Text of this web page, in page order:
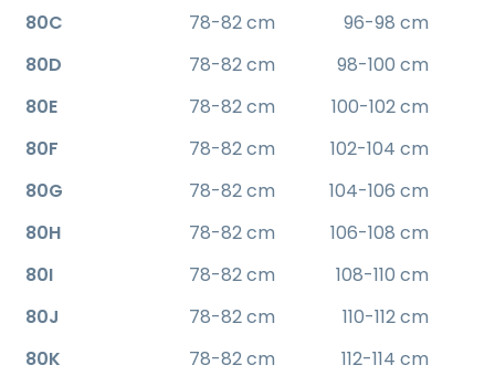
80C
78-82 cm
96-98 cm
80D
78-82 cm
98-100 cm
80E
78-82 cm
100-102 cm
80F
78-82 cm
102-104 cm
80G
78-82 cm
104-106 cm
80H
78-82 cm
106-108 cm
80I
78-82 cm
108-110 cm
80J
78-82 cm
110-112 cm
80K
78-82 cm
112-114 cm